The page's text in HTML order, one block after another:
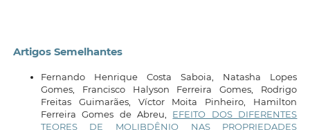
Artigos Semelhantes
Fernando Henrique Costa Saboia, Natasha Lopes
Gomes, Francisco Halyson Ferreira Gomes, Rodrigo
Freitas Guimarães, Víctor Moita Pinheiro, Hamilton
Ferreira Gomes de Abreu, EFEITO DOS DIFERENTES
TEORES DE MOLIBDÊNIO NAS PROPRIEDADES